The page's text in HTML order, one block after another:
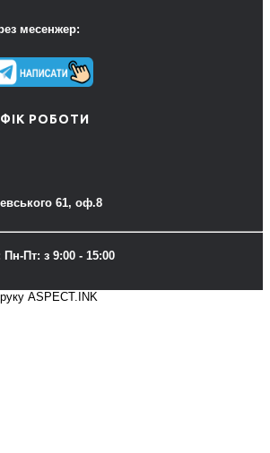
месенжер:
РОБОТИ
61, оф.8
Пт: з 9:00 - 15:00
ASPECT.INK